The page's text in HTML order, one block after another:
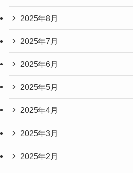
2025年8月
2025年7月
2025年6月
2025年5月
2025年4月
2025年3月
2025年2月